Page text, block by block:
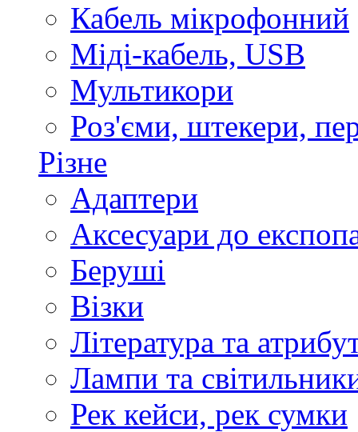
Кабель мікрофонний
Міді-кабель, USB
Мультикори
Роз'єми, штекери,
Різне
Адаптери
Аксесуари до
Беруші
Візки
Література та
Лампи та
Рек кейси, рек сумки